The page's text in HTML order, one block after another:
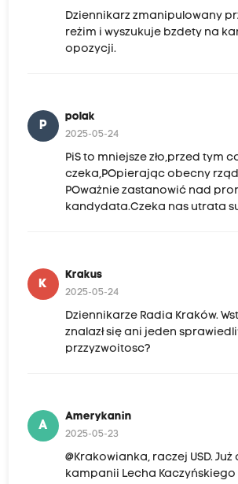
Dziennikarz zmanipulowany
reżim i wyszukuje bzdety na
opozycji.
P
polak
2025-05-24
PiS to mniejsze zło,przed tym
czeka,POpierając obecny
POważnie zastanowić nad
kandydata.Czeka nas utrata
K
Krakus
2025-05-24
Dziennikarze Radia Kraków.
znalazł się ani jeden
przzyzwoitosc?
A
Amerykanin
2025-05-23
@Krakowianka, raczej USD.
kampanii Lecha Kaczyńskiego